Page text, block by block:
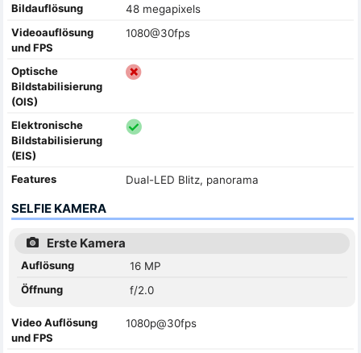
Bildauflösung
48 megapixels
Videoauflösung
und FPS
1080@30fps
Optische
Bildstabilisierung
(OIS)
Elektronische
Bildstabilisierung
(EIS)
Features
Dual-LED Blitz, panorama
SELFIE KAMERA
Erste Kamera
Auflösung
16 MP
Öffnung
f/2.0
Video Auflösung
und FPS
1080p@30fps